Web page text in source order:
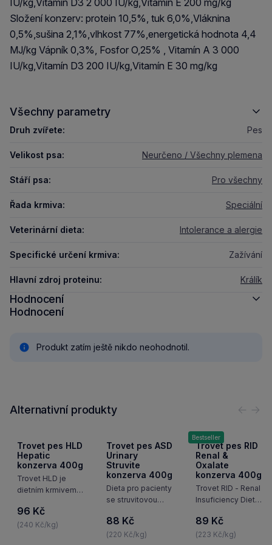
IU/kg,Vitamín D3 2 000 IU/kg,Vitamín E 200 mg/kg
Složení konzerv: protein 10,5%, tuk 6,0%,Vláknina
0,5%,sušina 2,1%,vlhkost 77%,energetická hodnota 4,4
MJ/kg Vápník 0,3%, Fosfor O,25% , Vitamín A 3 000
IU/kg,Vitamín D3 200 IU/kg,Vitamín E 30 mg/kg
Všechny parametry
Druh zvířete: Pes
Velikost psa: Neurčeno / Všechny plemena
Stáří psa: Pro všechny
Řada krmiva: Speciální
Veterinární dieta: Intolerance a alergie
Specifické určení krmiva: Zažívání
Hlavní zdroj proteinu: Králík
Hodnocení
Hodnocení
Produkt zatím ještě nikdo neohodnotil.
Alternativní produkty
Trovet pes HLD
Hepatic
konzerva 400g
Trovet HLD je
dietním krmivem
s vysokými
nutričními nároky
96 Kč
(240 Kč/kg)
Trovet pes ASD
Urinary
Struvite
konzerva 400g
Dieta pro pacienty
se struvitovou
se o kompletní
dietu
88 Kč
(220 Kč/kg)
Bestseller
Trovet pes RID
Renal &
Oxalate
konzerva 400g
Trovet RID - Renal
Insuficiency Diet
krmivo pro psy
s ledvinovými
89 Kč
(223 Kč/kg)